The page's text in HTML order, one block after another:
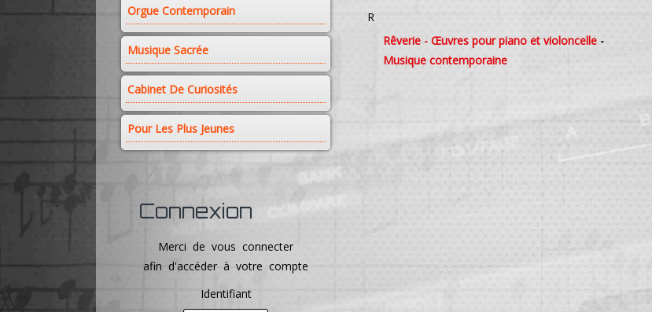
Orgue Contemporain
Musique Sacrée
Cabinet De Curiosités
Pour Les Plus Jeunes
Connexion
Merci de vous connecter
afin d'accéder à votre compte
Identifiant
R
Rêverie - Œuvres pour piano et violoncelle -
Musique contemporaine